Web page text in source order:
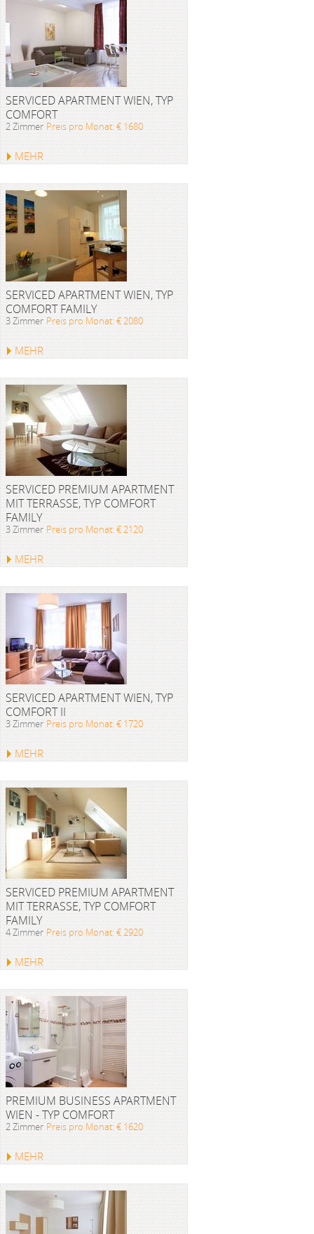
SERVICED APARTMENT WIEN, TYP
COMFORT
2 Zimmer Preis pro Monat: € 1680
MEHR
SERVICED APARTMENT WIEN, TYP
COMFORT FAMILY
3 Zimmer Preis pro Monat: € 2080
MEHR
SERVICED PREMIUM APARTMENT
MIT TERRASSE, TYP COMFORT
FAMILY
3 Zimmer Preis pro Monat: € 2120
MEHR
SERVICED APARTMENT WIEN, TYP
COMFORT II
3 Zimmer Preis pro Monat: € 1720
MEHR
SERVICED PREMIUM APARTMENT
MIT TERRASSE, TYP COMFORT
FAMILY
4 Zimmer Preis pro Monat: € 2920
MEHR
PREMIUM BUSINESS APARTMENT
WIEN - TYP COMFORT
2 Zimmer Preis pro Monat: € 1620
MEHR